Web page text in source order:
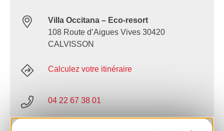
Villa Occitana – Eco-resort
108 Route d’Aigues Vives 30420
CALVISSON
Calculez votre itinéraire
04 22 67 38 01